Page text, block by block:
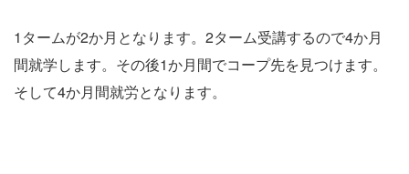
1タームが2か月となります。2ターム受講するので4か月
間就学します。その後1か月間でコープ先を見つけます。
そして4か月間就労となります。